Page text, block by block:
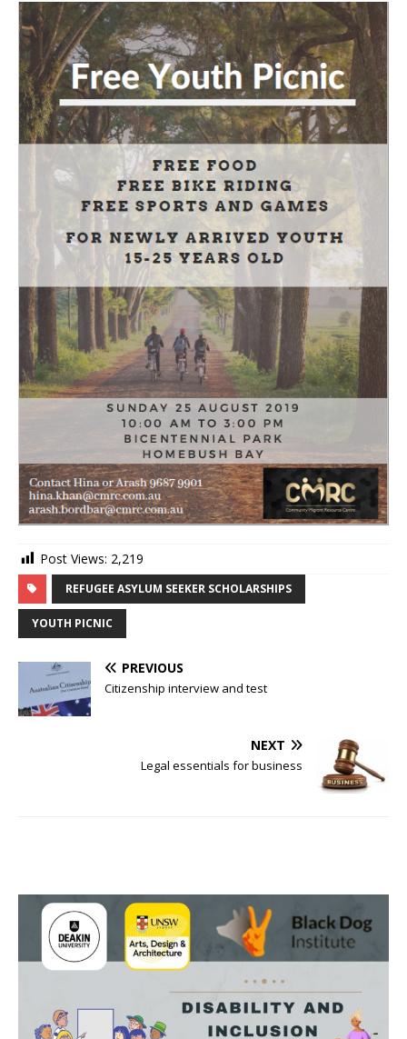
Post Views: 2,219
REFUGEE ASYLUM SEEKER SCHOLARSHIPS
YOUTH PICNIC
PREVIOUS
Citizenship interview and test
NEXT
Legal essentials for business